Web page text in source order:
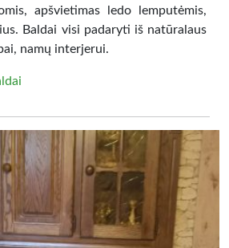
apšvietimas ledo lemputėmis,
Baldai visi padaryti iš natūralaus
namų interjerui.